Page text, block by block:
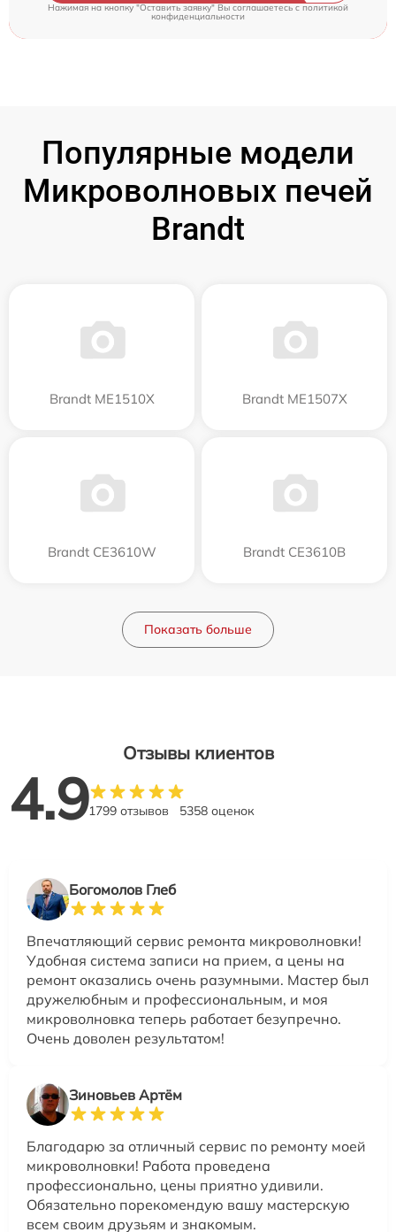
Нажимая на кнопку "Оставить заявку" Вы соглашаетесь cполитикой
конфиденциальности
Популярные модели
Микроволновых печей
Brandt
Brandt ME1510X Brandt ME1507X
Brandt CE3610W Brandt CE3610B
Показать больше
Отзывы клиентов
4.91799 отзывов 5358 оценок
Богомолов Глеб
Впечатляющий сервис ремонта микроволновки!
Удобная система записи на прием, а цены на
ремонт оказались очень разумными. Мастер был
дружелюбным и профессиональным, и моя
микроволновка теперь работает безупречно.
Очень доволен результатом!
Зиновьев Артём
Благодарю за отличный сервис по ремонту моей
микроволновки! Работа проведена
профессионально, цены приятно удивили.
Обязательно порекомендую вашу мастерскую
всем своим друзьям и знакомым.